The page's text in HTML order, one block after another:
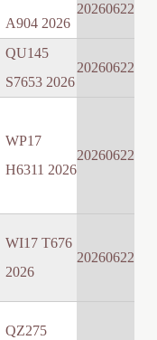
A904 2026
20260622
QU145
S7653 2026
20260622
WP17
H6311 2026
20260622
WI17 T676
2026
20260622
QZ275